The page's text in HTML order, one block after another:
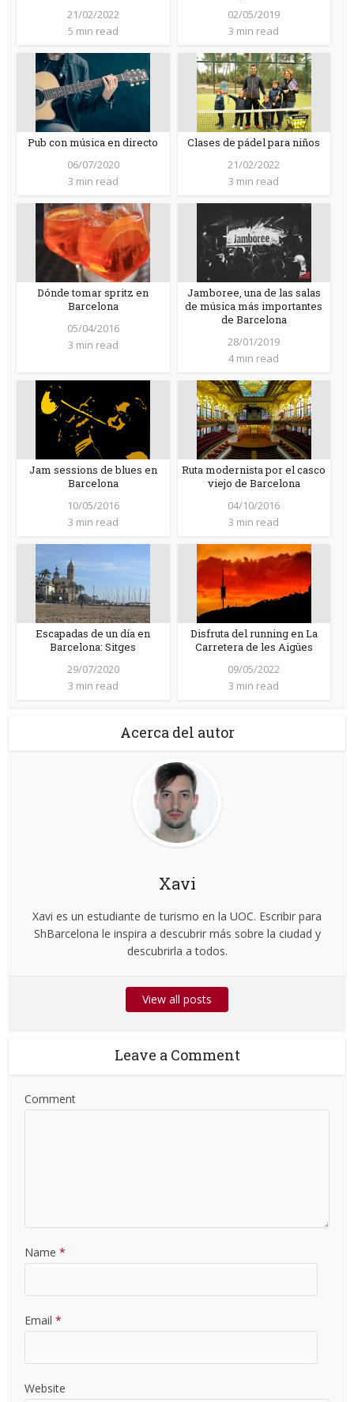
21/02/2022
5 min read
02/05/2019
3 min read
Pub con música en directo
06/07/2020
3 min read
Clases de pádel para niños
21/02/2022
3 min read
Dónde tomar spritz en
Barcelona
05/04/2016
3 min read
Jamboree, una de las salas
de música más importantes
de Barcelona
28/01/2019
4 min read
Jam sessions de blues en
Barcelona
10/05/2016
3 min read
Ruta modernista por el casco
viejo de Barcelona
04/10/2016
3 min read
Escapadas de un día en
Barcelona: Sitges
29/07/2020
3 min read
Disfruta del running en La
Carretera de les Aigües
09/05/2022
3 min read
Acerca del autor
Xavi
Xavi es un estudiante de turismo en la UOC. Escribir para
ShBarcelona le inspira a descubrir más sobre la ciudad y
descubrirla a todos.
View all posts
Leave a Comment
Comment
Name *
Email *
Website